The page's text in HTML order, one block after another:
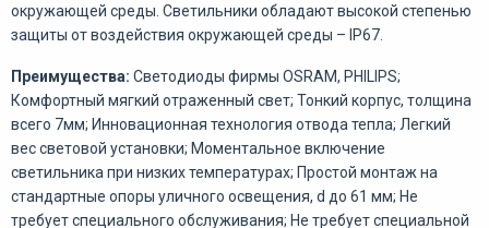
окружающей среды. Светильники обладают высокой степенью
защиты от воздействия окружающей среды – IP67.
Преимущества: Светодиоды фирмы OSRAM, PHILIPS;
Комфортный мягкий отраженный свет; Тонкий корпус, толщина
всего 7мм; Инновационная технология отвода тепла; Легкий
вес световой установки; Моментальное включение
светильника при низких температурах; Простой монтаж на
стандартные опоры уличного освещения, d до 61 мм; Не
требует специального обслуживания; Не требует специальной